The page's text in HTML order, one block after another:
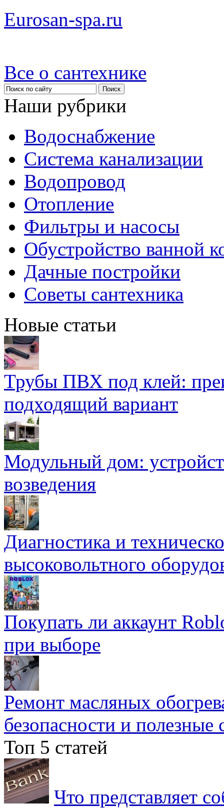
Eurosan-spa.ru
Все о сантехнике
Наши рубрики
Водоснабжение
Система канализации
Водопровод
Отопление
Фильтры и насосы
Обустройство ванной
Дачные постройки
Советы сантехника
Новые статьи
Трубы ПВХ под клей:
подходящий вариант
Модульный дом:
возведения
Диагностика и
высоковольтного
Покупать ли аккаунт
при выборе
Ремонт масляных
безопасности и полезные
Топ 5 статей
Что представляет